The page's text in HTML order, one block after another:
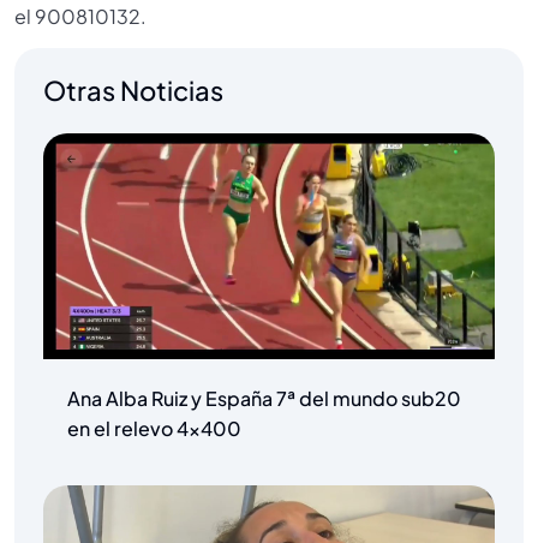
el 900810132.
Otras Noticias
Ana Alba Ruiz y España 7ª del mundo sub20
en el relevo 4×400